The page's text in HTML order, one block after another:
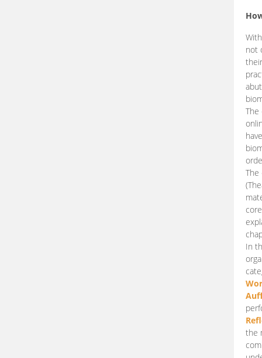
not
The
In
the